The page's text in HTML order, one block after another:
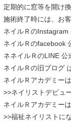
定期的に窓等を開け
施術終了時には、お
ネイルＲのInstagram
ネイルＲのfacebook
ネネイルＲのLINE 公
ネイルＲの旧ブログ
ネイルＲアカデミー
>>ネイリストデビュ
ネイルＲアカデミー
>>福祉ネイリストに